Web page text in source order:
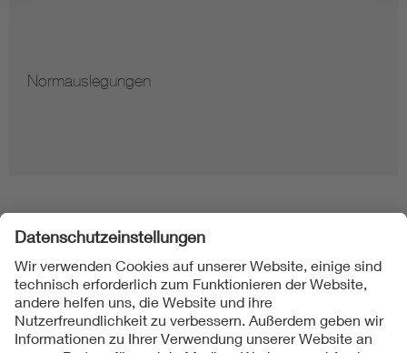
Normauslegungen
Folgen Sie uns